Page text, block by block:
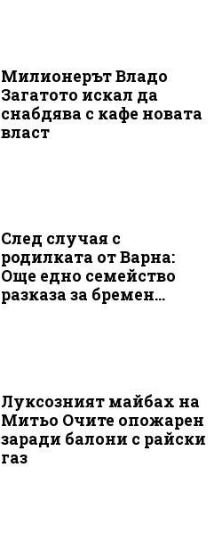
Милионерът Владо
Загатото искал да
снабдява с кафе новата
власт
След случая с
родилката от Варна:
Още едно семейство
разказа за бремен...
Луксозният майбах на
Митьо Очите опожарен
заради балони с райски
газ